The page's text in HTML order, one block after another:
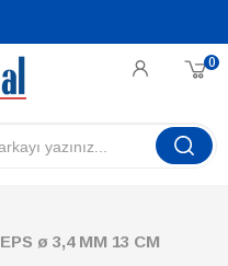
0
ø 3,4 MM 13 CM